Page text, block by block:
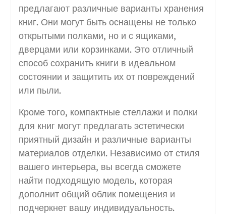
предлагают различные варианты хранения
книг. Они могут быть оснащены не только
открытыми полками, но и с ящиками,
дверцами или корзинками. Это отличный
способ сохранить книги в идеальном
состоянии и защитить их от повреждений
или пыли.
Кроме того, компактные стеллажи и полки
для книг могут предлагать эстетически
приятный дизайн и различные варианты
материалов отделки. Независимо от стиля
вашего интерьера, вы всегда сможете
найти подходящую модель, которая
дополнит общий облик помещения и
подчеркнет вашу индивидуальность.